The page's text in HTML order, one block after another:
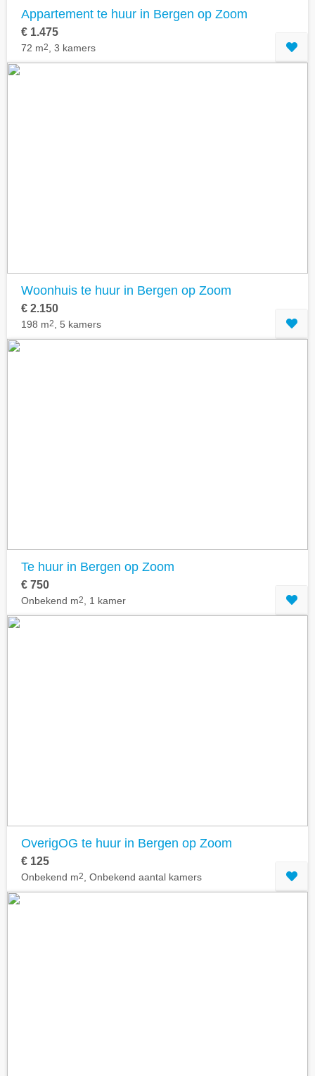
Appartement te huur in Bergen op Zoom
€ 1.475
72 m2 , 3 kamers
Woonhuis te huur in Bergen op Zoom
€ 2.150
198 m2 , 5 kamers
Te huur in Bergen op Zoom
€ 750
Onbekend m2 , 1 kamer
OverigOG te huur in Bergen op Zoom
€ 125
Onbekend m2 , Onbekend aantal kamers